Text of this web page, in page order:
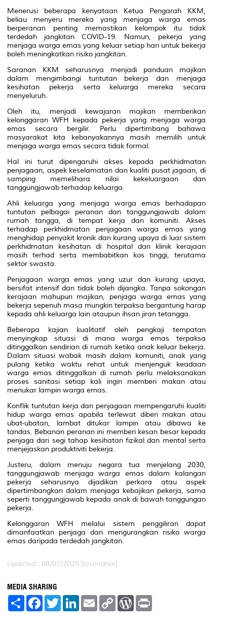
Menerusi beberapa kenyataan Ketua Pengarah KKM,
beliau menyeru mereka yang menjaga warga emas
berperanan penting memastikan kelompok itu tidak
terdedah jangkitan COVID-19. Namun, pekerja yang
menjaga warga emas yang keluar setiap hari untuk bekerja
boleh meningkatkan risiko jangkitan.
Saranan KKM seharusnya menjadi panduan majikan
dalam mengimbangi tuntutan bekerja dan menjaga
kesihatan pekerja serta keluarga mereka secara
menyeluruh.
Oleh itu, menjadi kewajaran majikan memberikan
kelonggaran WFH kepada pekerja yang menjaga warga
emas secara bergilir. Perlu dipertimbang bahawa
masyarakat kita kebanyakannya masih memilih untuk
menjaga warga emas secara tidak formal.
Hal ini turut dipengaruhi akses kepada perkhidmatan
penjagaan, aspek keselamatan dan kualiti pusat jagaan, di
samping memelihara nilai kekeluargaan dan
tanggungjawab terhadap keluarga.
Ahli keluarga yang menjaga warga emas berhadapan
tuntutan pelbagai peranan dan tanggungjawab dalam
rumah tangga, di tempat kerja dan komuniti. Akses
terhadap perkhidmatan penjagaan warga emas yang
menghidap penyakit kronik dan kurang upaya di luar sistem
perkhidmatan kesihatan di hospital dan klinik kerajaan
masih terhad serta membabitkan kos tinggi, terutama
sektor swasta.
Penjagaan warga emas yang uzur dan kurang upaya,
bersifat intensif dan tidak boleh dijangka. Tanpa sokongan
kerajaan mahupun majikan, penjaga warga emas yang
bekerja sepenuh masa mungkin terpaksa bergantung harap
kepada ahli keluarga lain ataupun ihsan jiran tetangga.
Beberapa kajian kualitatif oleh pengkaji tempatan
menyingkap situasi di mana warga emas terpaksa
ditinggalkan sendirian di rumah ketika anak keluar bekerja.
Dalam situasi wabak masih dalam komuniti, anak yang
pulang ketika waktu rehat untuk menjenguk keadaan
warga emas ditinggalkan di rumah perlu melaksanakan
proses sanitasi setiap kali ingin memberi makan atau
menukar lampin warga emas.
Konflik tuntutan kerja dan penjagaan mempengaruhi kualiti
hidup warga emas apabila terlewat diberi makan atau
ubat-ubatan, lambat ditukar lampin atau dibawa ke
tandas. Bebanan peranan ini memberi kesan besar kepada
penjaga dari segi tahap kesihatan fizikal dan mental serta
menjejaskan produktiviti bekerja.
Justeru, dalam menuju negara tua menjelang 2030,
tanggungjawab menjaga warga emas dalam kalangan
pekerja seharusnya dijadikan perkara atau aspek
dipertimbangkan dalam menjaga kebajikan pekerja, sama
seperti tanggungjawab kepada anak di bawah tanggungan
pekerja.
Kelonggaran WFH melalui sistem penggiliran dapat
dimanfaatkan penjaga dan mengurangkan risiko warga
emas daripada terdedah jangkitan.
Updated:: 08/07/2020 [lizamdnor]
MEDIA SHARING
S
F
a
T
w
L
E
m
C
W